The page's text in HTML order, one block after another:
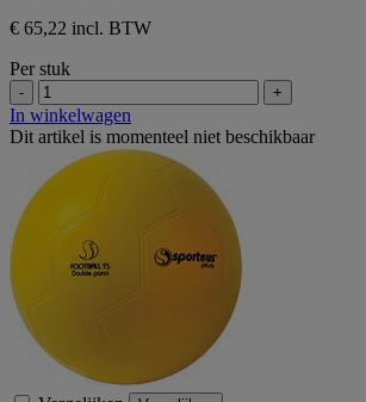
€ 65,22 incl. BTW
Per stuk
- +
In winkelwagen
Dit artikel is momenteel niet beschikbaar